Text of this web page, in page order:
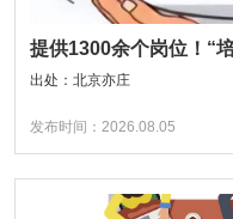
出处：北京亦庄
发布时间：2026.08.05